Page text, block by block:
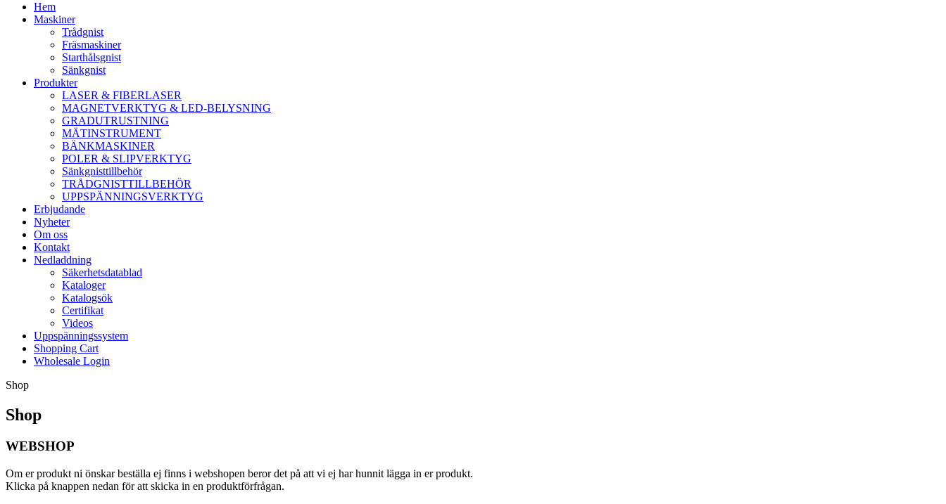
Hem
Maskiner
Trådgnist
Fräsmaskiner
Starthålsgnist
Sänkgnist
Produkter
LASER & FIBERLASER
MAGNETVERKTYG & LED-BELYSNING
GRADUTRUSTNING
MÄTINSTRUMENT
BÄNKMASKINER
POLER & SLIPVERKTYG
Sänkgnisttillbehör
TRÅDGNISTTILLBEHÖR
UPPSPÄNNINGSVERKTYG
Erbjudande
Nyheter
Om oss
Kontakt
Nedladdning
Säkerhetsdatablad
Kataloger
Katalogsök
Certifikat
Videos
Uppspänningssystem
Shopping Cart
Wholesale Login
Shop
Shop
WEBSHOP
Om er produkt ni önskar beställa ej finns i webshopen beror det på att vi ej har hunnit lägga in er produkt.
Klicka på knappen nedan för att skicka in en produktförfrågan.